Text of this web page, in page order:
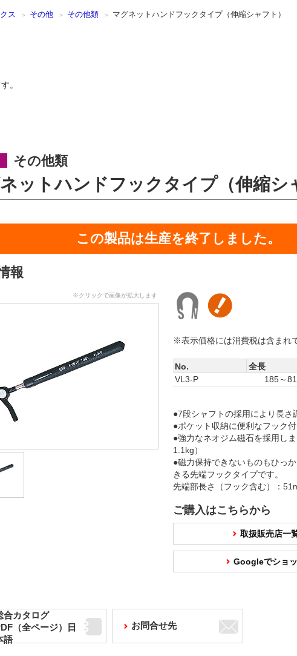
ス その他 その他類 マグネットハンドフックタイプ（伸縮シャフト）
。
その他類
ットハンドフックタイプ（伸縮シ
この製品は生産を終了しました。
報
※クリックで画像が拡大します
※表示価格には消費税は含まれ
No. 全長
VL3-P
185～
●7段シャフトの採用により長さ
●ポケット収納に便利なフック付
●強力なネオジム磁石を採用し
1.1kg）
●磁力保持できないものもひっ
きる先端フックタイプです。
先端部長さ（フック含む）：
ご購入はこちらから
取扱販売店一
Googleでショ
合カタログ
（全ページ）日
語
お問合せ先